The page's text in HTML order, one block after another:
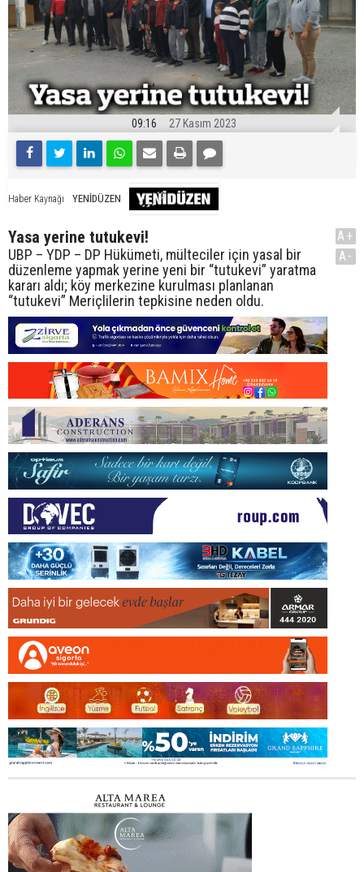
09:16 27 Kasım 2023
Haber Kaynağı YENİDÜZEN
Yasa yerine tutukevi!
UBP – YDP – DP Hükümeti, mülteciler için yasal bir
düzenleme yapmak yerine yeni bir “tutukevi” yaratma
kararı aldı; köy merkezine kurulması planlanan
“tutukevi” Meriçlilerin tepkisine neden oldu.
A+
A-